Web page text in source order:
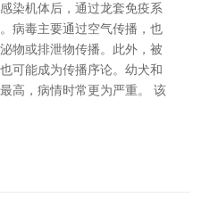
染机体后，通过龙套免疫系
病毒主要通过空气传播，也
物或排泄物传播。此外，被
可能成为传播序论。幼犬和
高，病情时常更为严重。 该